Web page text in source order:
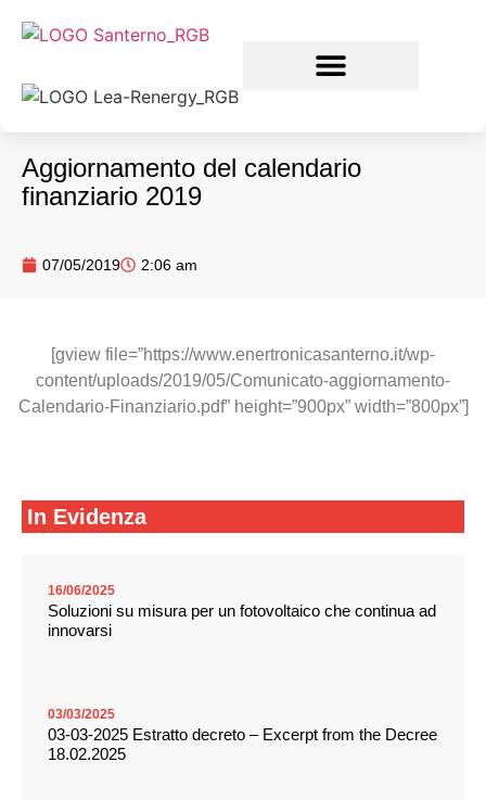
Aggiornamento del calendario
finanziario 2019
07/05/2019 2:06 am
[gview file=”https://www.enertronicasanterno.it/wp-
content/uploads/2019/05/Comunicato-aggiornamento-
Calendario-Finanziario.pdf” height=”900px” width=”800px”]
In Evidenza
16/06/2025
Soluzioni su misura per un fotovoltaico che continua ad
innovarsi
03/03/2025
03-03-2025 Estratto decreto – Excerpt from the Decree
18.02.2025